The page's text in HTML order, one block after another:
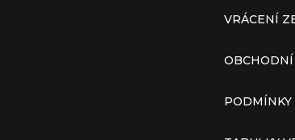
VRÁCENÍ
PODMÍNKY